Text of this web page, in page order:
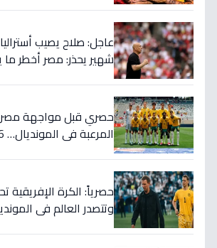
عاجل: صلاح يصيب
شهير يحذر: مصر أخطر ما
حصري قبل مواجهة مصر:
حصرياً: الكرة الإفريقية
وتتصدر العالم في